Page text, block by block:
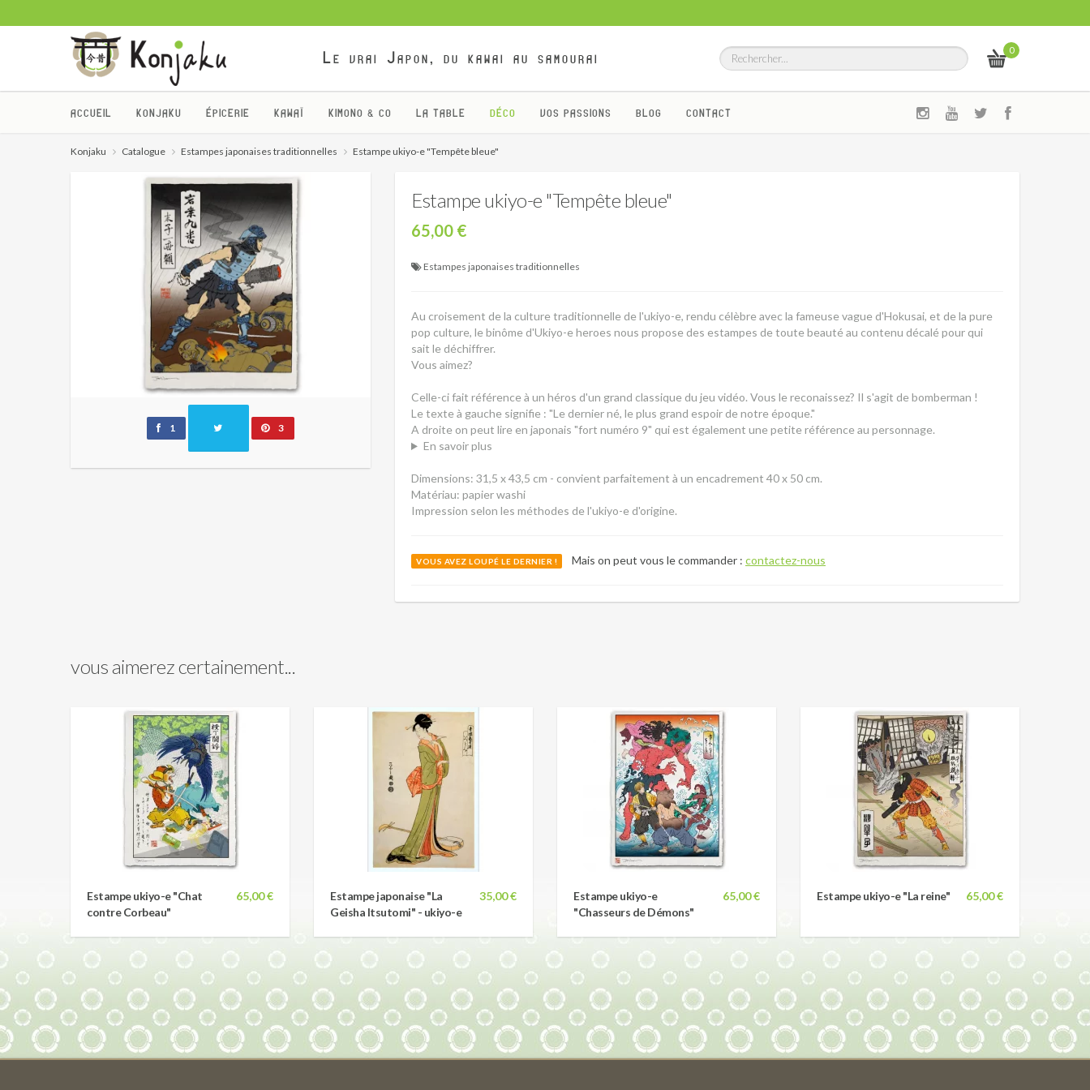
Le vrai Japon, du kawai au samourai 0
ACCUEIL KONJAKU ÉPICERIE KAWAÏ KIMONO & CO LA TABLE DÉCO VOS PASSIONS BLOG CONTACT
Konjaku Catalogue Estampes japonaises traditionnelles Estampe ukiyo-e "Tempête bleue"
1 3
Estampe ukiyo-e "Tempête bleue"
65,00 €
Estampes japonaises traditionnelles
Au croisement de la culture traditionnelle de l'ukiyo-e, rendu célèbre avec la fameuse vague d'Hokusai, et de la pure
pop culture, le binôme d'Ukiyo-e heroes nous propose des estampes de toute beauté au contenu décalé pour qui
sait le déchiffrer.
Vous aimez?
Celle-ci fait référence à un héros d'un grand classique du jeu vidéo. Vous le reconaissez? Il s'agit de bomberman !
Le texte à gauche signifie : "Le dernier né, le plus grand espoir de notre époque."
A droite on peut lire en japonais "fort numéro 9" qui est également une petite référence au personnage.
En savoir plus
Dimensions: 31,5 x 43,5 cm - convient parfaitement à un encadrement 40 x 50 cm.
Matériau: papier washi
Impression selon les méthodes de l'ukiyo-e d'origine.
VOUS AVEZ LOUPÉ LE DERNIER ! Mais on peut vous le commander : contactez-nous
vous aimerez certainement...
65,00 €
Estampe ukiyo-e "Chat
contre Corbeau"
35,00 €
Estampe japonaise "La
Geisha Itsutomi" - ukiyo-e
65,00 €
Estampe ukiyo-e
"Chasseurs de Démons"
65,00 €
Estampe ukiyo-e "La reine"